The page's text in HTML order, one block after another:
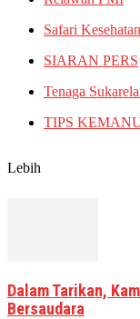
Safari Kesehatan
SIARAN PERS
Tenaga
TIPS
Lebih
Dalam Tarikan,
Bersaudara